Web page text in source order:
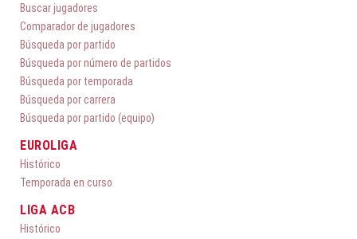
Buscar jugadores
Comparador de jugadores
Búsqueda por partido
Búsqueda por número de partidos
Búsqueda por temporada
Búsqueda por carrera
Búsqueda por partido (equipo)
EUROLIGA
Histórico
Temporada en curso
LIGA ACB
Histórico